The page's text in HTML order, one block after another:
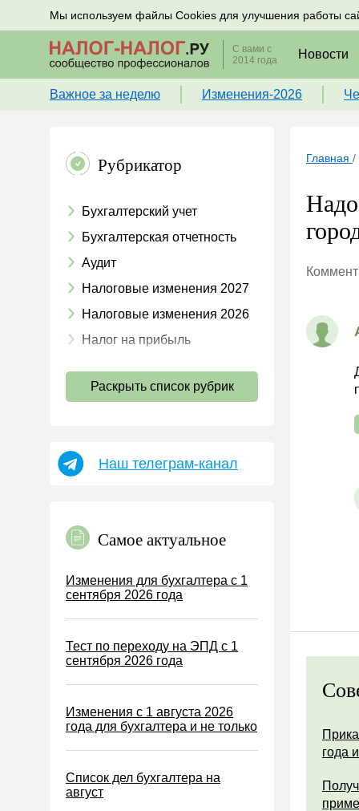
Мы используем файлы Cookies для улучшения работы
Подписывайтесь на новости по налогам, учету и
С вами с
2014 года
Новости
Важное за неделю Изменения-2026
Рубрикатор
Бухгалтерский учет
Бухгалтерская отчетность
Аудит
Налоговые изменения 2027
Налоговые изменения 2026
Налог на прибыль
Страховые взносы 2026
УСН
Земельный налог
Налог на рекламу
Торговый сбор
Туристический налог
Водный налог
Экологический налог
Налог на игорный бизнес
Акцизы
Раскрыть список рубрик
Наш телеграм-канал
Самое актуальное
Изменения для бухгалтера с 1
сентября 2026 года
Тест по переходу на ЭПД с 1
сентября 2026 года
Изменения с 1 августа 2026
года для бухгалтера и не только
Список дел бухгалтера на
август
Главная /
года